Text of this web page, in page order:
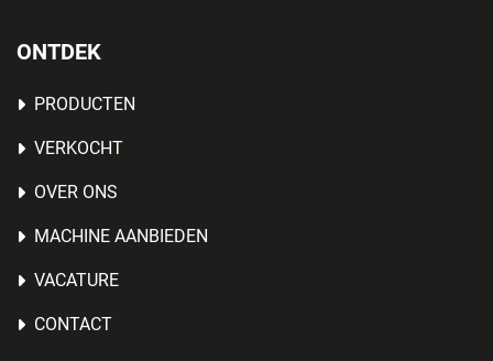
ONTDEK
PRODUCTEN
VERKOCHT
OVER ONS
MACHINE AANBIEDEN
VACATURE
CONTACT